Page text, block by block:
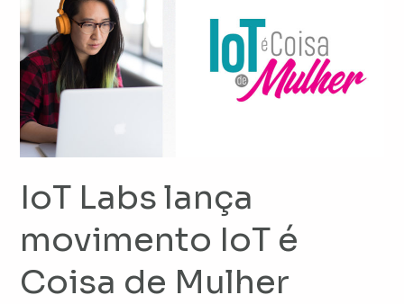
IoT Labs lança
movimento IoT é
Coisa de Mulher
lança
movimento
IoT
é
Coisa
de